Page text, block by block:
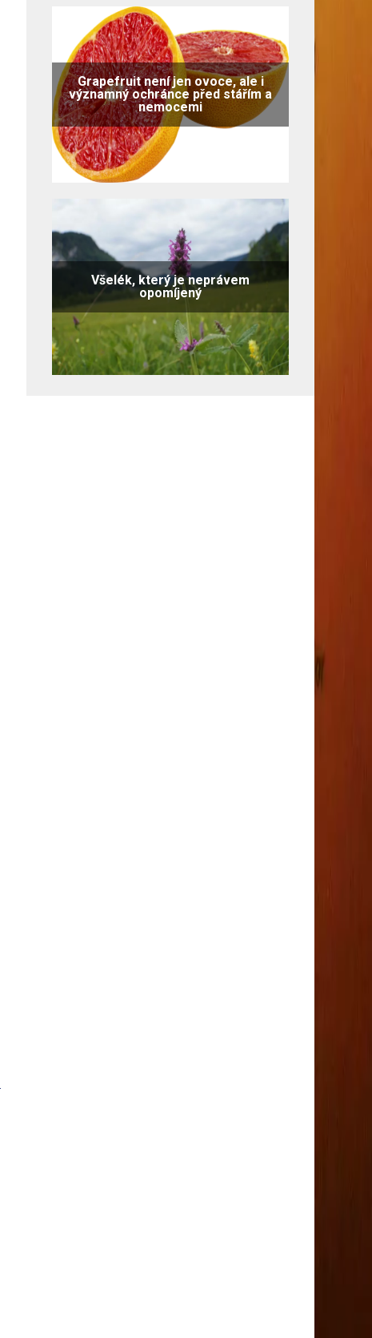
Grapefruit není jen ovoce, ale i
významný ochránce před stářím a
nemocemi
Všelék, který je neprávem
opomíjený